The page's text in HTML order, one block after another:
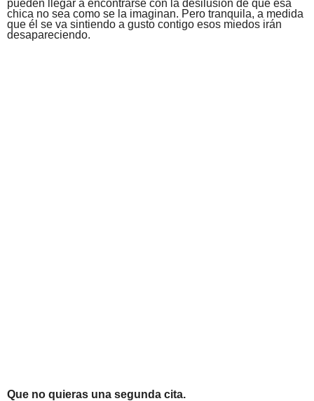
pueden llegar a encontrarse con la desilusión de que esa
chica no sea como se la imaginan. Pero tranquila, a medida
que él se va sintiendo a gusto contigo esos miedos irán
desapareciendo.
Que no quieras una segunda cita.